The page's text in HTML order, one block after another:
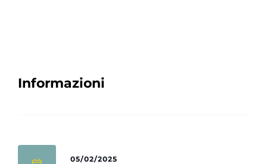
Informazioni
05/02/2025